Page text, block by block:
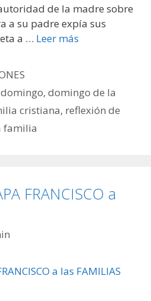
de la madre sobre
a su padre expía sus
a … Leer más
domingo,domingo de la
cristiana, reflexión de
familia
FRANCISCO a